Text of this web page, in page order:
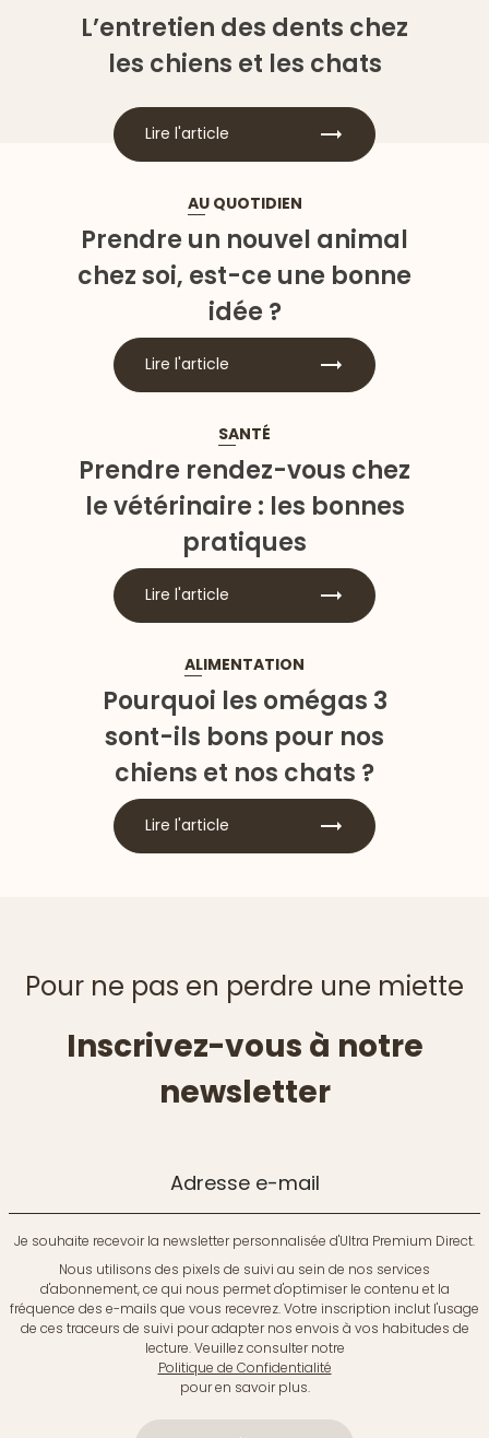
L’entretien des dents chez
les chiens et les chats
Lire l'article
AU QUOTIDIEN
Prendre un nouvel animal
chez soi, est-ce une bonne
idée ?
Lire l'article
SANTÉ
Prendre rendez-vous chez
le vétérinaire : les bonnes
pratiques
Lire l'article
ALIMENTATION
Pourquoi les omégas 3
sont-ils bons pour nos
chiens et nos chats ?
Lire l'article
Pour ne pas en perdre une miette
Inscrivez-vous à notre
newsletter
Adresse e-mail
Je souhaite recevoir la newsletter personnalisée d'Ultra Premium Direct.
Nous utilisons des pixels de suivi au sein de nos services
d'abonnement, ce qui nous permet d'optimiser le contenu et la
fréquence des e-mails que vous recevrez. Votre inscription inclut l'usage
de ces traceurs de suivi pour adapter nos envois à vos habitudes de
lecture. Veuillez consulter notre
Politique de Confidentialité
pour en savoir plus.